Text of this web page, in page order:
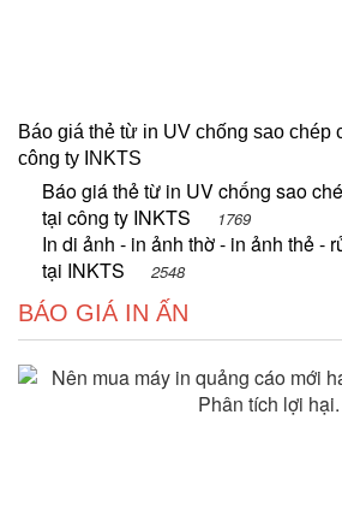
Báo giá thẻ từ in UV chống sao chép
công ty INKTS
Báo giá thẻ từ in UV chống sao
tại công ty INKTS
1769
In di ảnh - in ảnh thờ - in ảnh thẻ -
tại INKTS
2548
BÁO GIÁ IN ẤN